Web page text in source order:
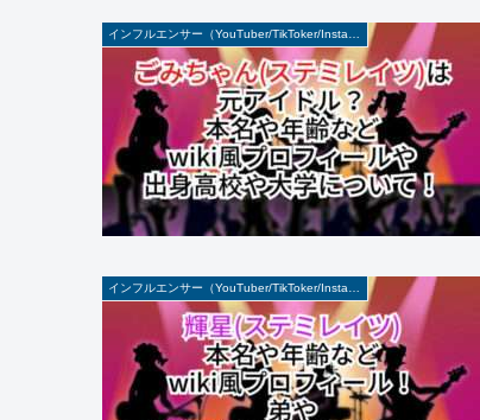
インフルエンサー（YouTuber/TikToker/Instagramer）
インフルエンサー（YouTuber/TikToker/Instagramer）